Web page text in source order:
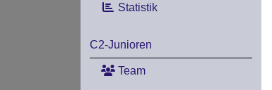
Statistik
C2-Junioren
Team